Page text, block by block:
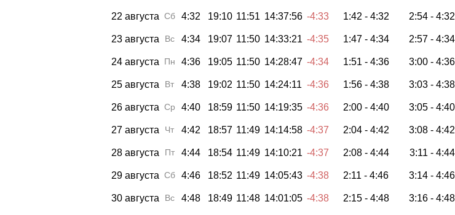
22 августа Сб 4:32 19:10 11:51 14:37:56 -4:33 1:42 - 4:32 2:54 - 4:32
23 августа Вс 4:34 19:07 11:50 14:33:21 -4:35 1:47 - 4:34 2:57 - 4:34
24 августа Пн 4:36 19:05 11:50 14:28:47 -4:34 1:51 - 4:36 3:00 - 4:36
25 августа Вт 4:38 19:02 11:50 14:24:11 -4:36 1:56 - 4:38 3:03 - 4:38
26 августа Ср 4:40 18:59 11:50 14:19:35 -4:36 2:00 - 4:40 3:05 - 4:40
27 августа Чт 4:42 18:57 11:49 14:14:58 -4:37 2:04 - 4:42 3:08 - 4:42
28 августа Пт 4:44 18:54 11:49 14:10:21 -4:37 2:08 - 4:44 3:11 - 4:44
29 августа Сб 4:46 18:52 11:49 14:05:43 -4:38 2:11 - 4:46 3:14 - 4:46
30 августа Вс 4:48 18:49 11:48 14:01:05 -4:38 2:15 - 4:48 3:16 - 4:48